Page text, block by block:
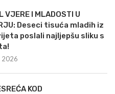
VJERE I MLADOSTI U
Deseci tisuća mladih iz
poslali najljepšu sliku s
2026
KOD